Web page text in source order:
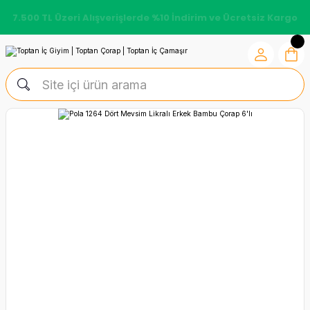
7.500 TL Üzeri Alışverişlerde %10 İndirim ve Ücretsiz Kargo